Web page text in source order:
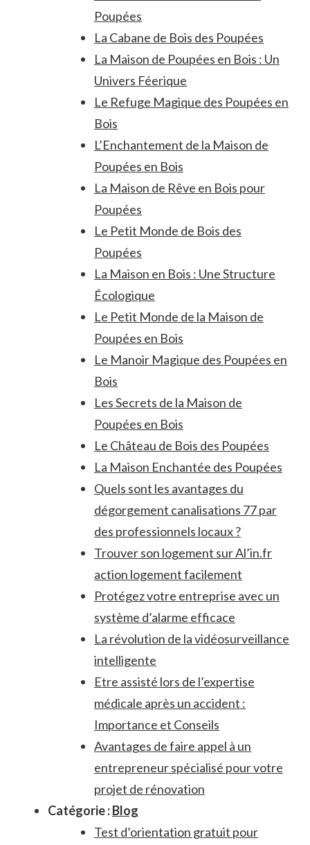
Poupées
La Cabane de Bois des Poupées
La Maison de Poupées en Bois : Un
Univers Féerique
Le Refuge Magique des Poupées en
Bois
L’Enchantement de la Maison de
Poupées en Bois
La Maison de Rêve en Bois pour
Poupées
Le Petit Monde de Bois des
Poupées
La Maison en Bois : Une Structure
Écologique
Le Petit Monde de la Maison de
Poupées en Bois
Le Manoir Magique des Poupées en
Bois
Les Secrets de la Maison de
Poupées en Bois
Le Château de Bois des Poupées
La Maison Enchantée des Poupées
Quels sont les avantages du
dégorgement canalisations 77 par
des professionnels locaux ?
Trouver son logement sur Al’in.fr
action logement facilement
Protégez votre entreprise avec un
système d’alarme efficace
La révolution de la vidéosurveillance
intelligente
Etre assisté lors de l’expertise
médicale après un accident :
Importance et Conseils
Avantages de faire appel à un
entrepreneur spécialisé pour votre
projet de rénovation
Catégorie :Blog
Test d’orientation gratuit pour